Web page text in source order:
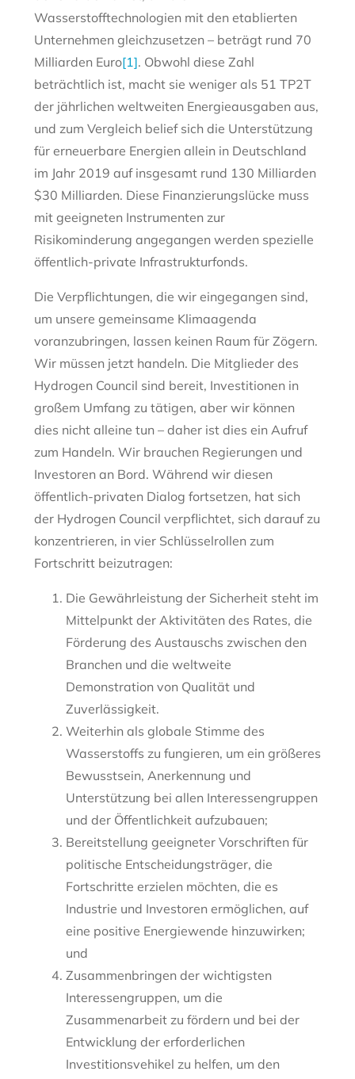
Wasserstofftechnologien mit den etablierten
Unternehmen gleichzusetzen – beträgt rund 70
Milliarden Euro[1]. Obwohl diese Zahl
beträchtlich ist, macht sie weniger als 51 TP2T
der jährlichen weltweiten Energieausgaben aus,
und zum Vergleich belief sich die Unterstützung
für erneuerbare Energien allein in Deutschland
im Jahr 2019 auf insgesamt rund 130 Milliarden
$30 Milliarden. Diese Finanzierungslücke muss
mit geeigneten Instrumenten zur
Risikominderung angegangen werden spezielle
öffentlich-private Infrastrukturfonds.
Die Verpflichtungen, die wir eingegangen sind,
um unsere gemeinsame Klimaagenda
voranzubringen, lassen keinen Raum für Zögern.
Wir müssen jetzt handeln. Die Mitglieder des
Hydrogen Council sind bereit, Investitionen in
großem Umfang zu tätigen, aber wir können
dies nicht alleine tun – daher ist dies ein Aufruf
zum Handeln. Wir brauchen Regierungen und
Investoren an Bord. Während wir diesen
öffentlich-privaten Dialog fortsetzen, hat sich
der Hydrogen Council verpflichtet, sich darauf zu
konzentrieren, in vier Schlüsselrollen zum
Fortschritt beizutragen:
Die Gewährleistung der Sicherheit steht im
Mittelpunkt der Aktivitäten des Rates, die
Förderung des Austauschs zwischen den
Branchen und die weltweite
Demonstration von Qualität und
Zuverlässigkeit.
Weiterhin als globale Stimme des
Wasserstoffs zu fungieren, um ein größeres
Bewusstsein, Anerkennung und
Unterstützung bei allen Interessengruppen
und der Öffentlichkeit aufzubauen;
Bereitstellung geeigneter Vorschriften für
politische Entscheidungsträger, die
Fortschritte erzielen möchten, die es
Industrie und Investoren ermöglichen, auf
eine positive Energiewende hinzuwirken;
und
Zusammenbringen der wichtigsten
Interessengruppen, um die
Zusammenarbeit zu fördern und bei der
Entwicklung der erforderlichen
Investitionsvehikel zu helfen, um den